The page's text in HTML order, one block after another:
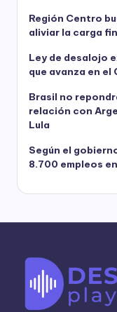
Región Centro
aliviar la carga
Ley de desalojo
que avanza en el
Brasil no
relación con
Lula
Según el
8.700 empleos